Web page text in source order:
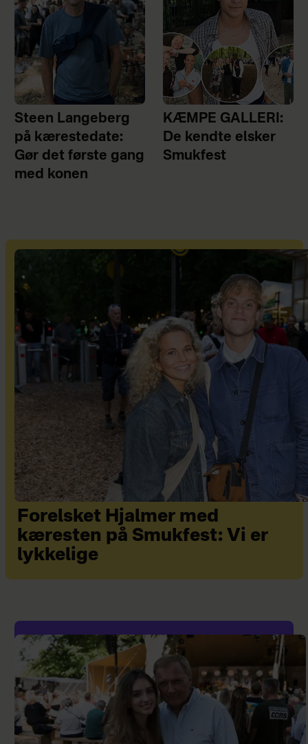
Steen Langeberg
på kærestedate:
Gør det første gang
med konen
KÆMPE GALLERI:
De kendte elsker
Smukfest
Forelsket Hjalmer med
kæresten på Smukfest: Vi er
lykkelige